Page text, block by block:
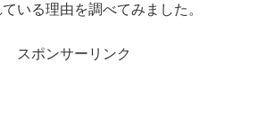
いる理由を調べてみました。
スポンサーリンク